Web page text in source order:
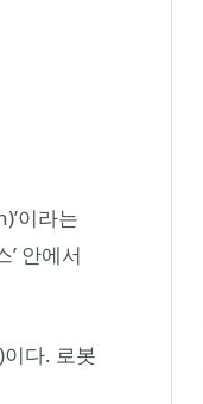
이라는
안에서
다. 로봇